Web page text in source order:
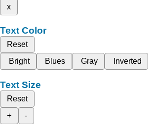
x
Text Color
Reset
Bright
Blues Gray Inverted
Text Size
Reset
+
-